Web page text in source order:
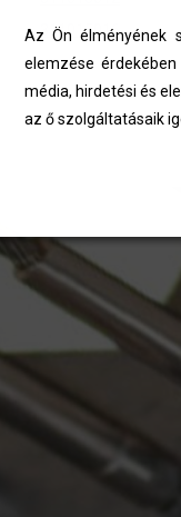
311015016
ajánlatkérés menüben
Az Ön élményének
elemzése
média, hirdetési és
az ő szolgáltatásaik